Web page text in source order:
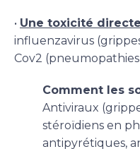
• Une toxicité directe
influenzavirus
Cov2
Comment les
Antiviraux
stéroïdiens en
antipyrétiques,